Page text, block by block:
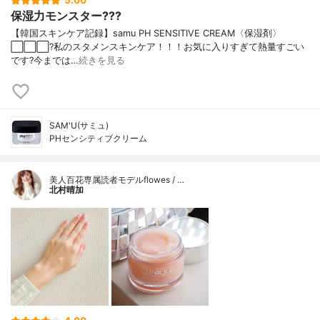
保湿力モンスター???
【韓国スキンケア記録】samu PH SENSITIVE CREAM〈保湿剤〉
⬜️⬜️⬜️?私のスタメンスキンケア！！！お気に入りすぎて熱量すごい
です?今までは…続きを見る
SAM'U(サミュ)
PHセンシティブクリーム
美人百花専属読者モデルflowes / …
北村晴加